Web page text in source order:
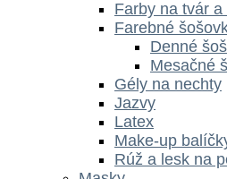
Farby na tvár a
Farebné
Denné
Mesačné
Gély na nechty
Jazvy
Latex
Make-up
Rúž a lesk na